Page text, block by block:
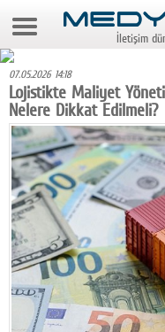
9 Ağustos 2026 2:32:45
Foto Galeri
Video Galeri
Gazeteler
Medya
Reyting-tiraj
Teknoloji
Televizyon
İletişim
07.05.2026 14:18
Lojistikte Maliyet
Nelere Dikkat Edilmeli?